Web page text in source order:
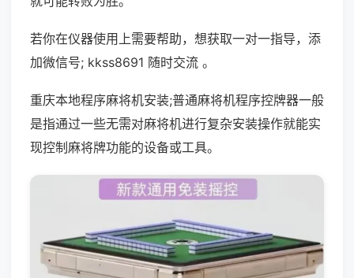
若你在仪器使用上需要帮助，想获取一对一指导，添
加微信号; kkss8691 随时交流 。
重庆本地程序麻将机安装;普通麻将机程序控牌器一般
是指通过一些无需对麻将机进行复杂安装操作就能实
现控制麻将牌功能的设备或工具。